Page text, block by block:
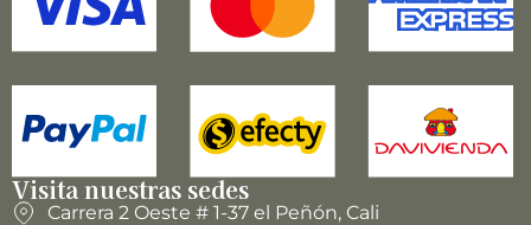
Visita nuestras sedes
Carrera 2 Oeste # 1-37 el Peñón, Cali